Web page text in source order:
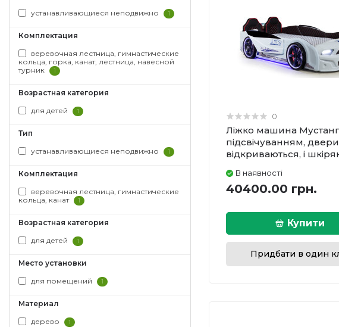
устанавливающиеся неподвижно 1
Комплектация
веревочная лестница, гимнастические
кольца, горка, канат, лестница, навесной
турник
1
Возрастная категория
для детей 1
Тип
устанавливающиеся неподвижно 1
Комплектация
веревочная лестница, гимнастические
кольца, канат
1
Возрастная категория
для детей 1
Место установки
для помещений 1
Материал
дерево 1
0
Ліжко машина Мустанг
підсвічуванням,
відкриваються, і
В наявності
40400.00 грн.
Купити
Придбати в один